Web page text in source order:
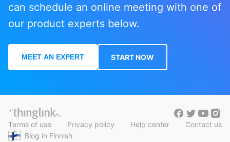
can schedule an online meeting with one of
our product experts below.
MEET AN EXPERT START NOW
Terms of use Privacy policy Help center
Contact us
Blog in Finnish